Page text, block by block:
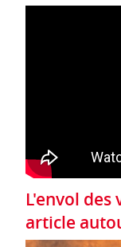
L'envol
article